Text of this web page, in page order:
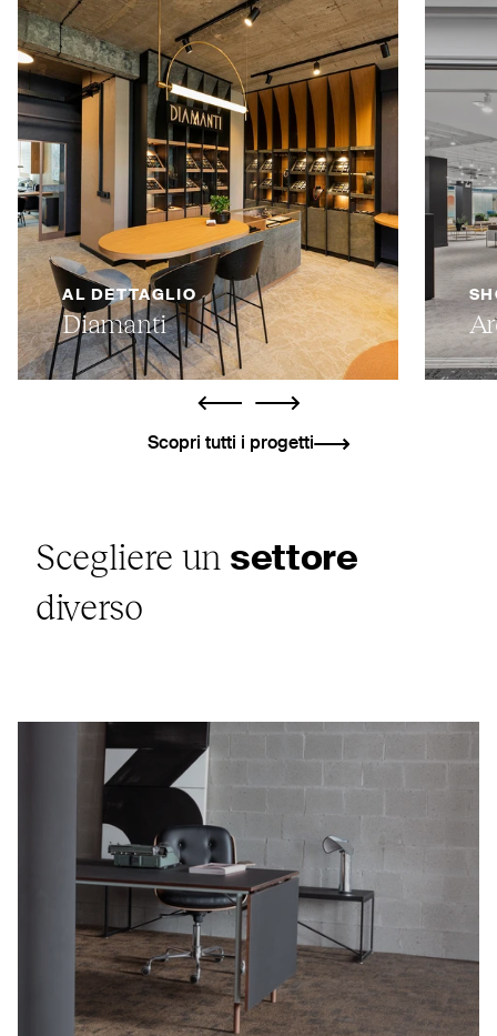
AL DETTAGLIO
Diamanti
ui.previousui.next
Scopri tutti i progetti
Scegliere un settore
diverso